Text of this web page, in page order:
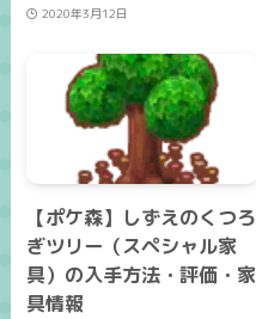
2020年3月12日
【ポケ森】しずえのくつろ
ぎツリー（スペシャル家
具）の入手方法・評価・家
具情報